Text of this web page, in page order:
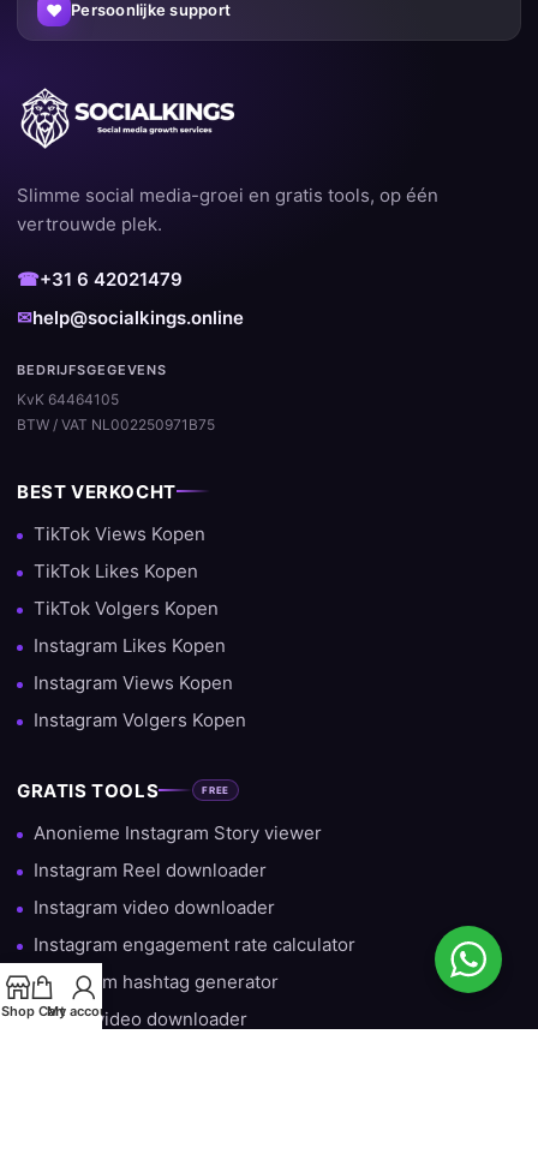
♥ Persoonlijke support
Slimme social media-groei en gratis tools, op één
vertrouwde plek.
☎+31 6 42021479
✉help@socialkings.online
BEDRIJFSGEGEVENS
KvK 64464105
BTW / VAT NL002250971B75
BEST VERKOCHT
TikTok Views Kopen
TikTok Likes Kopen
TikTok Volgers Kopen
Instagram Likes Kopen
Instagram Views Kopen
Instagram Volgers Kopen
GRATIS TOOLS FREE
Anonieme Instagram Story viewer
Instagram Reel downloader
Instagram video downloader
Instagram engagement rate calculator
Instagram hashtag generator
TikTok video downloader
Shop Cart
My account